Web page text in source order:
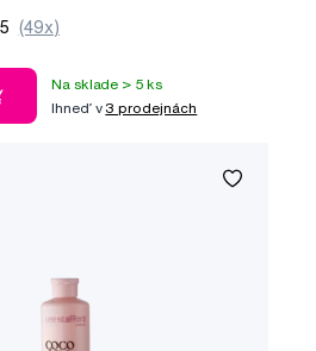
(49x)
Na sklade > 5 ks
Ihneď v 3 prodejnách